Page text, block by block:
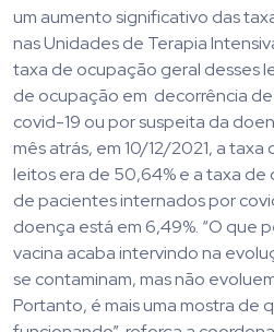
um aumento significativo das
nas Unidades de Terapia
taxa de ocupação geral desses
de ocupação em decorrência
covid-19 ou por suspeita da
mês atrás, em 10/12/2021, a
leitos era de 50,64% e a taxa
de pacientes internados por
doença está em 6,49%. “O que
vacina acaba intervindo na
se contaminam, mas não
Portanto, é mais uma mostra de